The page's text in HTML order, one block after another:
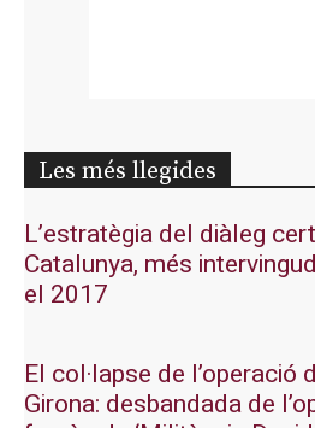
Les més llegides
L’estratègia del diàleg
Catalunya, més
el 2017
El col·lapse de l’operació
Girona: desbandada de